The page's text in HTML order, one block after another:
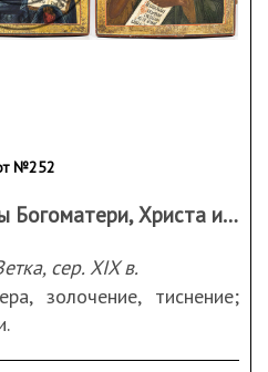
№252
Деисусный чин (иконы Богоматери, Христа и Иоанна Предтечи)
сер. XIX в.
золочение, тиснение;